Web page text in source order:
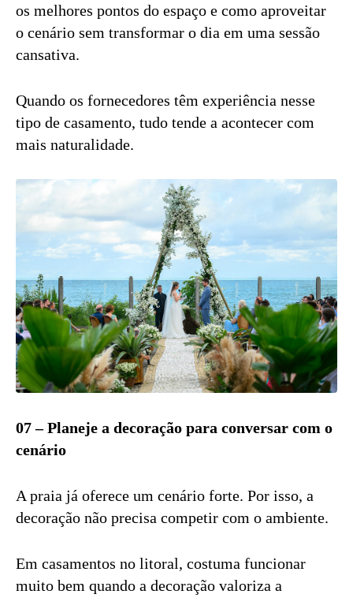
os melhores pontos do espaço e como aproveitar
o cenário sem transformar o dia em uma sessão
cansativa.
Quando os fornecedores têm experiência nesse
tipo de casamento, tudo tende a acontecer com
mais naturalidade.
07 – Planeje a decoração para conversar com o
cenário
A praia já oferece um cenário forte. Por isso, a
decoração não precisa competir com o ambiente.
Em casamentos no litoral, costuma funcionar
muito bem quando a decoração valoriza a